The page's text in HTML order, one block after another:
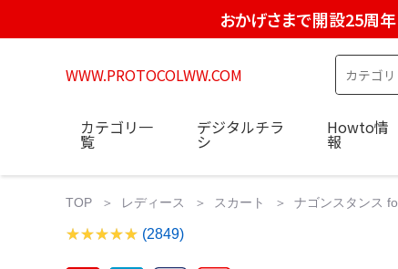
おかげさまで開設25周年
WWW.PROTOCOLWW.COM
カテゴリ一
覧
デジタルチラ
シ
Howto情
報
TOP レディース スカート ナゴンスタンス
(2849)